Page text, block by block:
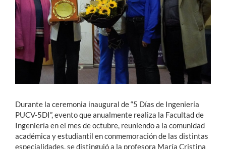
Funcionarios
Alumni
English
Durante la ceremonia inaugural de “5 Días de Ingeniería
PUCV-5DI”, evento que anualmente realiza la Facultad de
Ingeniería en el mes de octubre, reuniendo a la comunidad
académica y estudiantil en conmemoración de las distintas
especialidades, se distinguió a la profesora María Cristina